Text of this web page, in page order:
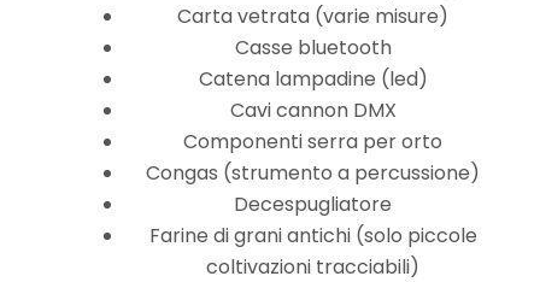
Carta vetrata (varie misure)
Casse bluetooth
Catena lampadine (led)
Cavi cannon DMX
Componenti serra per orto
Congas (strumento a percussione)
Decespugliatore
Farine di grani antichi (solo piccole
coltivazioni tracciabili)